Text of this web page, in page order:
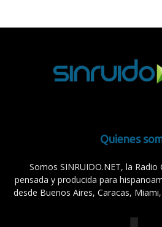
Quienes
Somos SINRUIDO.NET, la
pensada y producida para
desde Buenos Aires, Caracas,